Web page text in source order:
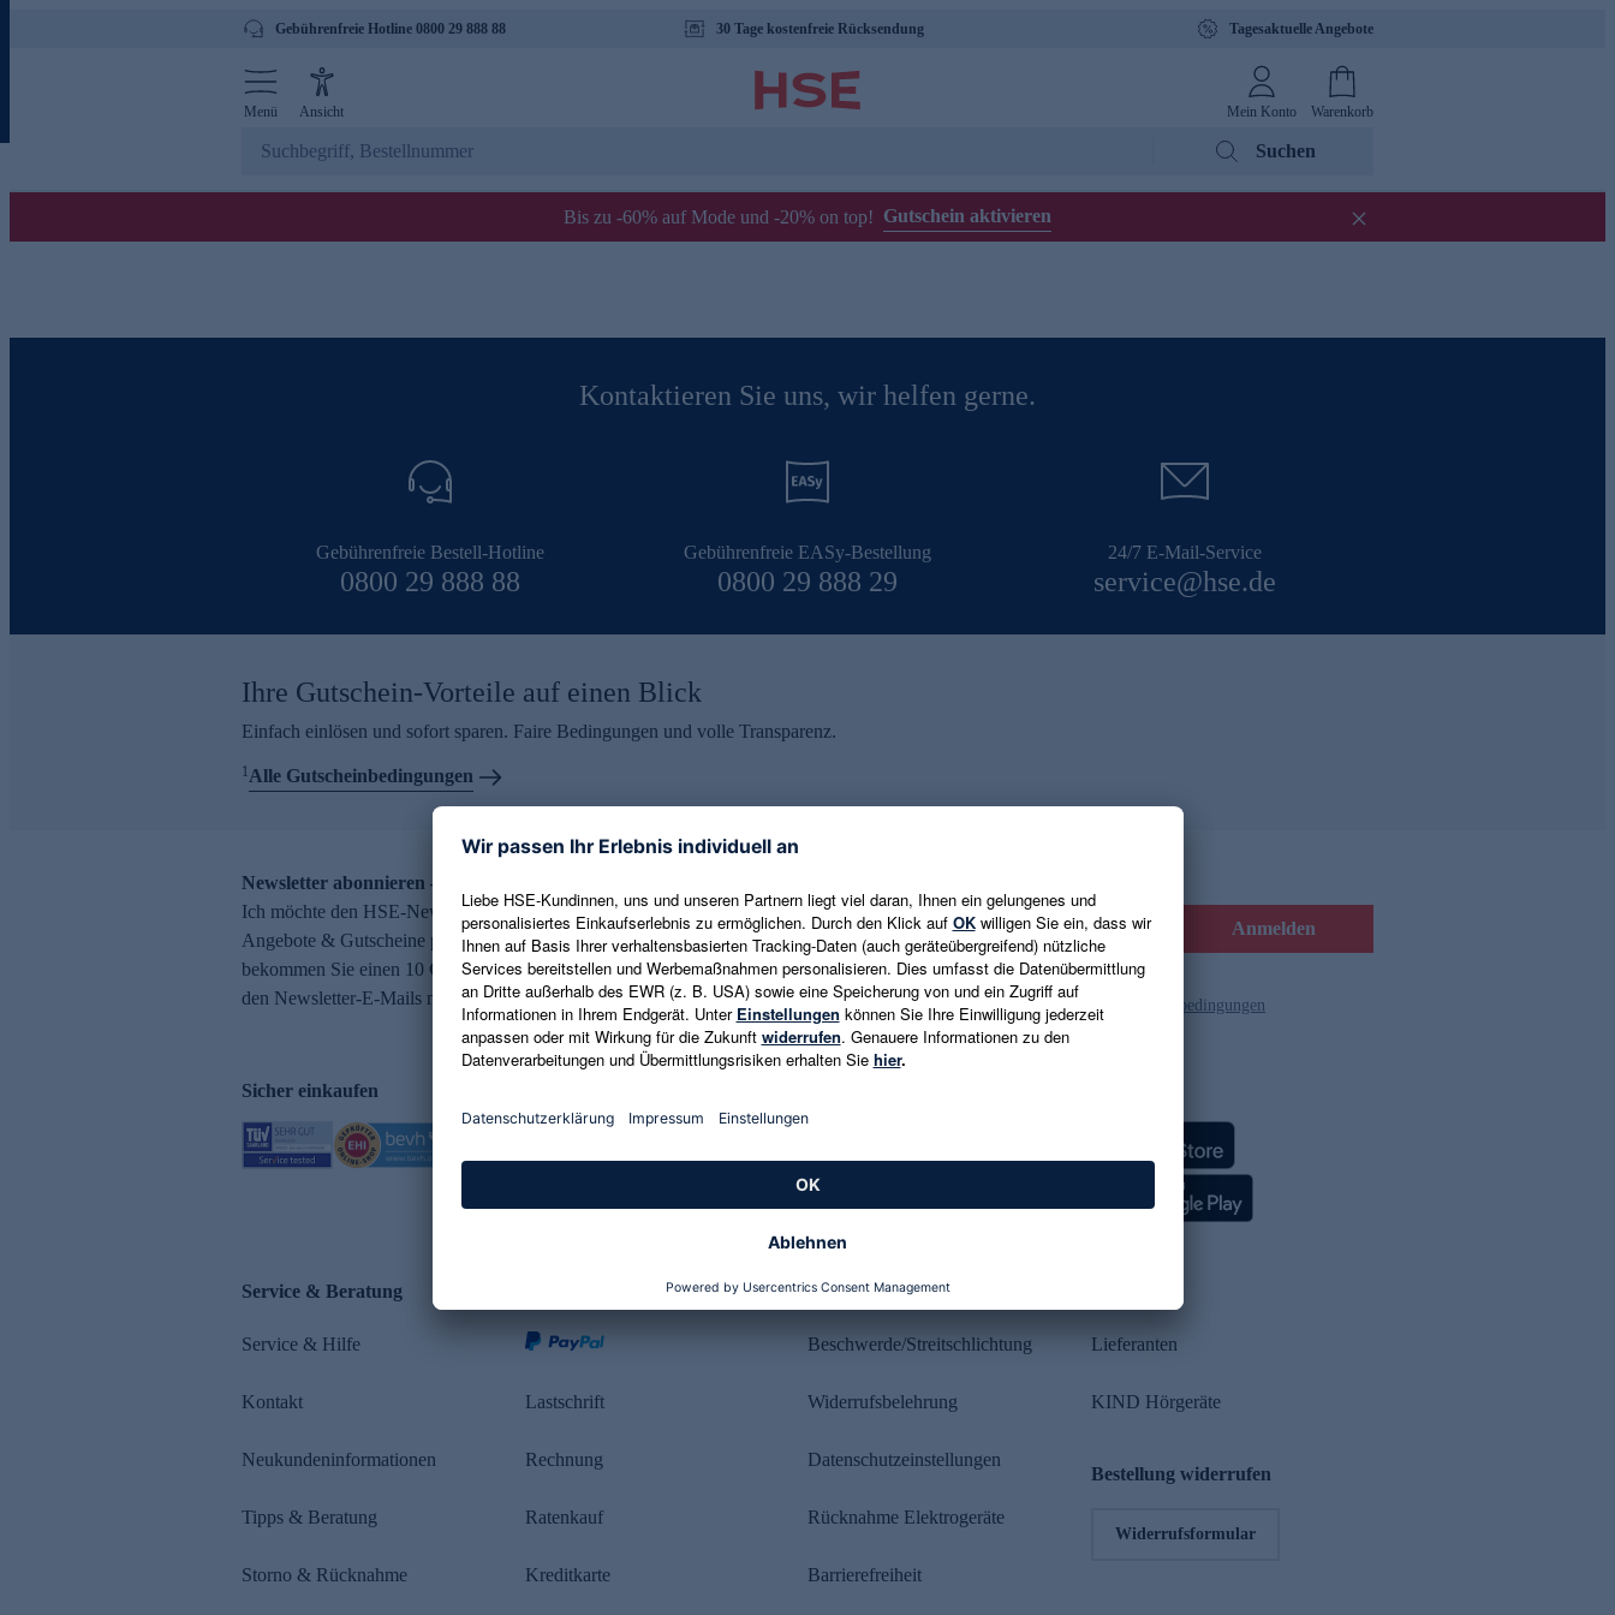
Gebührenfreie Hotline 0800 29 888 88 30 Tage kostenfreie Rücksendung Tagesaktuelle Angebote
Menü Ansicht Mein Konto Warenkorb
Suchen
Bis zu -60% auf Mode und -20% on top! Gutschein aktivieren
Kontaktieren Sie uns, wir helfen gerne.
Gebührenfreie Bestell-Hotline
0800 29 888 88
Gebührenfreie EASy-Bestellung
0800 29 888 29
24/7 E-Mail-Service
service@hse.de
Ihre Gutschein-Vorteile auf einen Blick
Einfach einlösen und sofort sparen. Faire Bedingungen und volle Transparenz.
1Alle Gutscheinbedingungen
Newsletter abonnieren – 10 € Gutschein erhalten
Ich möchte den HSE-Newsletter abonnieren und aktuelle Trends,
Angebote & Gutscheine per E-Mail erhalten. Als Dankeschön
bekommen Sie einen 10 € Gutschein. Eine Abmeldung ist jederzeit in
den Newsletter-E-Mails möglich.
E-Mail-Adresse eingeben Anmelden
Es gelten die Datenschutzrichtlinien und die Gutscheinbedingungen
Sicher einkaufen
Service & Beratung
Service & Hilfe
Kontakt
Neukundeninformationen
Tipps & Beratung
Storno & Rücknahme
Lastschrift
Rechnung
Ratenkauf
Kreditkarte
Rechtliches
Beschwerde/Streitschlichtung
Widerrufsbelehrung
Datenschutzeinstellungen
Rücknahme Elektrogeräte
Barrierefreiheit
Lieferanten
KIND Hörgeräte
Bestellung widerrufen
Widerrufsformular